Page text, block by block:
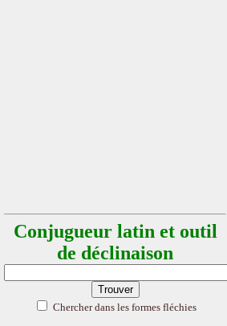
Conjugueur latin et outil
de déclinaison
Chercher dans les formes fléchies